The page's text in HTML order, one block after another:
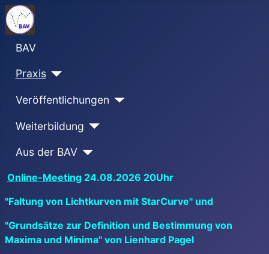
BAV
Praxis
Veröffentlichungen
Weiterbildung
Aus der BAV
Online-Meeting 24.08.2026 20Uhr
"Faltung von Lichtkurven mit StarCurve" und
"Grundsätze zur Definition und Bestimmung von
Maxima und Minima" von Lienhard Pagel